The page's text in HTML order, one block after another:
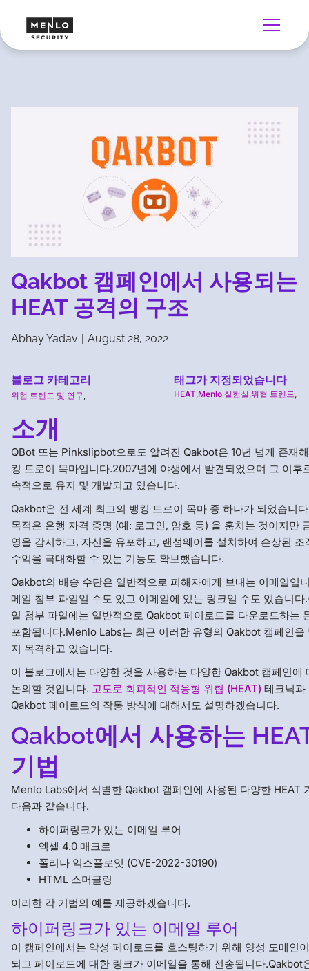
Qakbot 캠페인에서 사용되는
HEAT 공격의 구조
Abhay Yadav | August 28, 2022
블로그 카테고리
위협 트렌드 및 연구
태그가 지정되었습니다
HEAT, Menlo 실험실 위협 트렌드
소개
QBot 또는 Pinkslipbot으로도 알려진 Qakbot은 10년 넘게 존재
킹 트로이 목마입니다.2007년에 야생에서 발견되었으며 그 이후
속적으로 유지 및 개발되고 있습니다.
Qakbot은 전 세계 최고의 뱅킹 트로이 목마 중 하나가 되었습니
목적은 은행 자격 증명 (예: 로그인, 암호 등) 을 훔치는 것이지만
영을 감시하고, 자신을 유포하고, 랜섬웨어를 설치하여 손상된 조
수익을 극대화할 수 있는 기능도 확보했습니다.
Qakbot의 배송 수단은 일반적으로 피해자에게 보내는 이메일입
메일 첨부 파일일 수도 있고 이메일에 있는 링크일 수도 있습니다
일 첨부 파일에는 일반적으로 Qakbot 페이로드를 다운로드하는
포함됩니다.Menlo Labs는 최근 이러한 유형의 Qakbot 캠페인을
지 목격하고 있습니다.
이 블로그에서는 다양한 것을 사용하는 다양한 Qakbot 캠페인에
논의할 것입니다. 고도로 회피적인 적응형 위협 (HEAT) 테크닉과
Qakbot 페이로드의 작동 방식에 대해서도 설명하겠습니다.
Qakbot에서 사용하는
기법
Menlo Labs에서 식별한 Qakbot 캠페인에 사용된 다양한 HEAT
다음과 같습니다.
하이퍼링크가 있는 이메일 루어
엑셀 4.0 매크로
폴리나 익스플로잇 (CVE-2022-30190)
HTML 스머글링
이러한 각 기법의 예를 제공하겠습니다.
하이퍼링크가 있는 이메일 루어
이 캠페인에서는 악성 페이로드를 호스팅하기 위해 양성 도메인
되고 페이로드에 대한 링크가 이메일을 통해 전송됩니다.Qakbot